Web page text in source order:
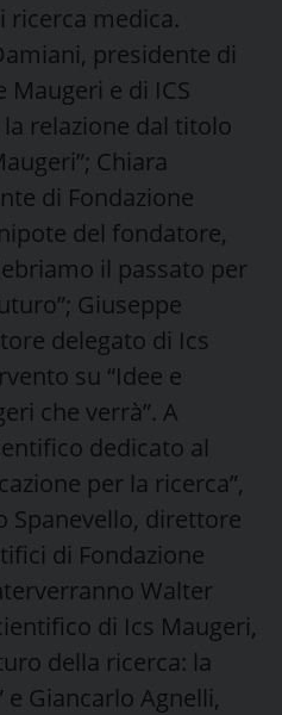
ricerca medica.
presidente di
Maugeri e di ICS
la relazione dal titolo
Chiara
di Fondazione
del fondatore,
il passato per
Giuseppe
delegato di Ics
su “Idee e
che verrà”. A
dedicato al
per la ricerca”,
Spanevello, direttore
di Fondazione
Walter
di Ics Maugeri,
della ricerca: la
Giancarlo Agnelli,